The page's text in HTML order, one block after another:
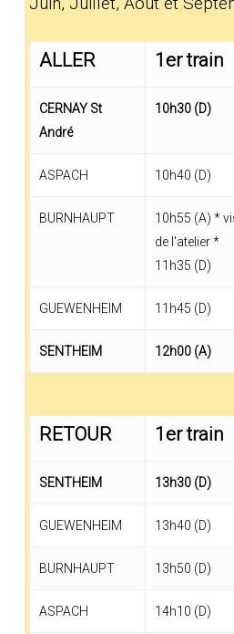
ALLER 1er train
CERNAY St
André
10h30 (D)
ASPACH 10h40 (D)
BURNHAUPT
10h55 (A) *
de l'atelier *
11h35 (D)
GUEWENHEIM 11h45 (D)
SENTHEIM 12h00 (A)
RETOUR 1er train
SENTHEIM 13h30 (D)
GUEWENHEIM 13h40 (D)
BURNHAUPT 13h50 (D)
ASPACH 14h10 (D)